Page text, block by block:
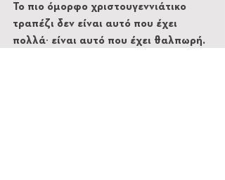
Το πιο όμορφο χριστουγεννιάτικο
τραπέζι δεν είναι αυτό που έχει
πολλά∙ είναι αυτό που έχει θαλπωρή.